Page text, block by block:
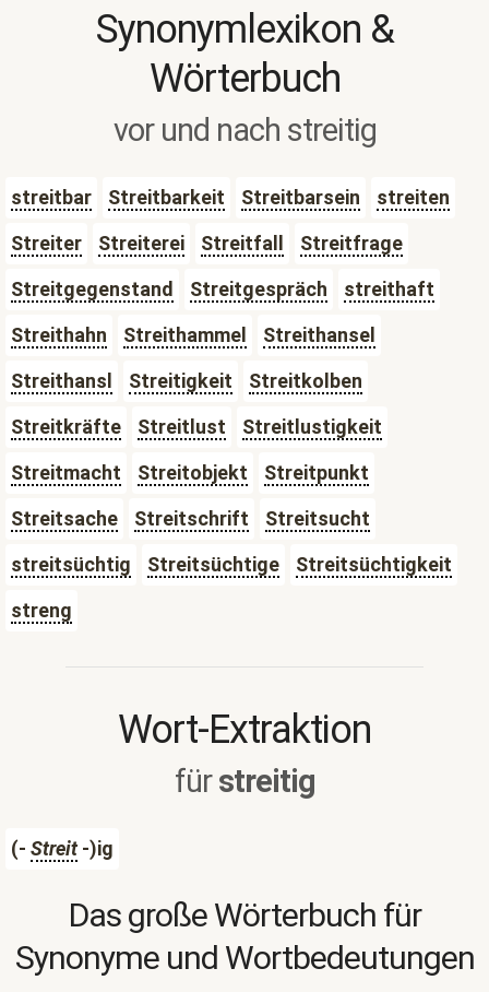
Synonymlexikon &
Wörterbuch
vor und nach streitig
streitbar Streitbarkeit Streitbarsein
streiten
Streiter
Streiterei Streitfall
Streitfrage
Streitgegenstand
Streitgespräch
streithaft
Streithahn
Streithammel
Streithansel
Streithansl
Streitigkeit
Streitkolben
Streitkräfte
Streitlust
Streitlustigkeit
Streitmacht
Streitobjekt
Streitpunkt
Streitsache
Streitschrift
Streitsucht
streitsüchtig
Streitsüchtige
Streitsüchtigkeit
streng
Wort-Extraktion
fürstreitig
(- Streit-)ig
Das große Wörterbuch für
Synonyme und Wortbedeutungen